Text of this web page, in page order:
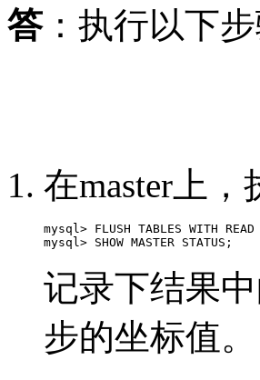
答：执行以下步
在master上
mysql> FLUSH TABLES WITH READ
mysql> SHOW MASTER STATUS;
记录下结果
步的坐标值。